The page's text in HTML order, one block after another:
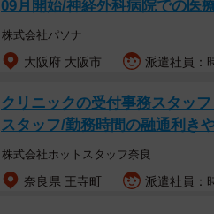
09月開始/神経外科病院での医
株式会社パソナ
大阪府 大阪市 派遣社員：
クリニックの受付事務スタッ
スタッフ/勤務時間の融通利き
株式会社ホットスタッフ奈良
奈良県 王寺町 派遣社員：